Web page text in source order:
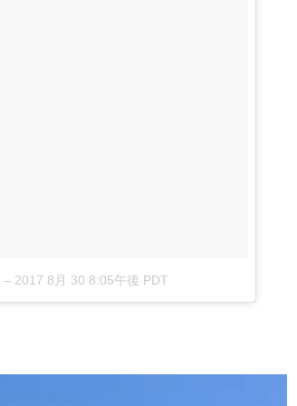
– 2017 8月 30 8:05午後 PDT